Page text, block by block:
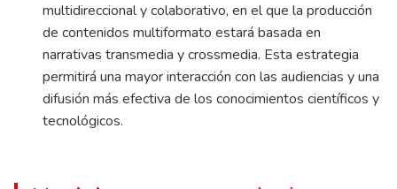
multidireccional y colaborativo, en el que la producción
de contenidos multiformato estará basada en
narrativas transmedia y crossmedia. Esta estrategia
permitirá una mayor interacción con las audiencias y una
difusión más efectiva de los conocimientos científicos y
tecnológicos.